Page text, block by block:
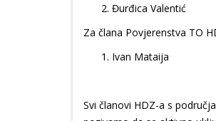
Đurđica Valentić
Za člana Povjerenstva TO
Ivan Mataija
Svi članovi HDZ-a s